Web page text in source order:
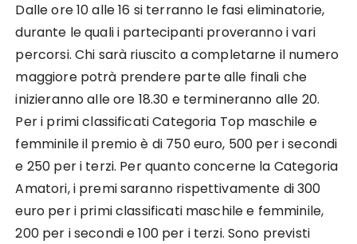
Dalle ore 10 alle 16 si terranno le fasi eliminatorie,
durante le quali i partecipanti proveranno i vari
percorsi. Chi sarà riuscito a completarne il numero
maggiore potrà prendere parte alle finali che
inizieranno alle ore 18.30 e termineranno alle 20.
Per i primi classificati Categoria Top maschile e
femminile il premio è di 750 euro, 500 per i secondi
e 250 per i terzi. Per quanto concerne la Categoria
Amatori, i premi saranno rispettivamente di 300
euro per i primi classificati maschile e femminile,
200 per i secondi e 100 per i terzi. Sono previsti